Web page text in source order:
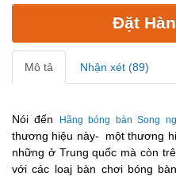
Đặt
Mô tả Nhận xét (89)
Nói đến Hãng bóng bàn Song
thương hiệu này- một thương
những ở Trung quốc mà còn
với các loaj bàn chơi bóng